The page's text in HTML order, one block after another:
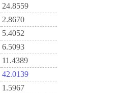
24.8559
2.8670
5.4052
6.5093
11.4389
42.0139
1.5967